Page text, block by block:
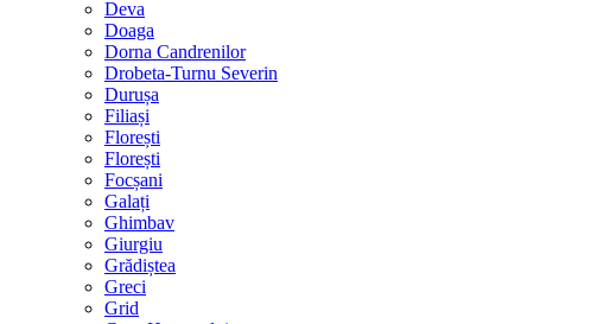
Deva
Doaga
Dorna Candrenilor
Drobeta-Turnu Severin
Durușa
Filiași
Florești
Florești
Focșani
Galați
Ghimbav
Giurgiu
Grădiștea
Greci
Grid